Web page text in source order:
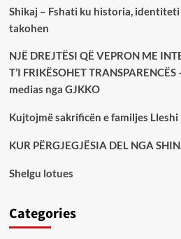
Shikaj – Fshati ku historia,
takohen
NJË DREJTËSI QË VEPRON ME
T’I FRIKËSOHET
medias nga GJKKO
Kujtojmë sakrificën e familjes Lleshi
KUR PËRGJEGJËSIA DEL NGA
Shelgu lotues
Categories